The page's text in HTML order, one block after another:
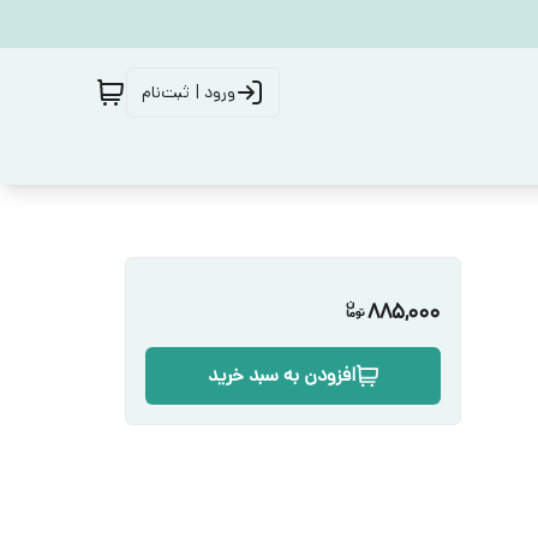
ورود | ثبت‌نام
885,000
افزودن به سبد خرید